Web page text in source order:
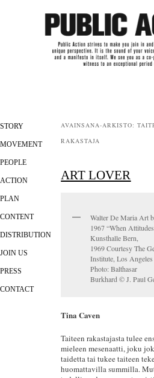
Päävalikko
SIIRRY SISÄLTÖÖN
SIIRRY TOISSIJAISEEN SISÄLTÖÖN
STORY
MOVEMENT
PEOPLE
ACTION
PLAN
CONTENT
DISTRIBUTION
JOIN US
PRESS
CONTACT
AVAINSANA-ARKISTO:
RAKASTAJA
ART LOVER
Walter De Maria Art
1967 “When
Kunsthalle Bern,
1969 Courtesy The
Institute, Los
Photo: Balthasar
Burkhard © J. Paul
Tina Caven
Taiteen rakastajasta tulee
mieleen mesenaatti, joku
taidetta tai tukee taiteen
huomattavilla summilla.